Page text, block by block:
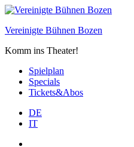
Skip
content
Vereinigte Bühnen Bozen
Komm ins Theater!
Spielplan
Specials
Tickets&Abos
DE
IT